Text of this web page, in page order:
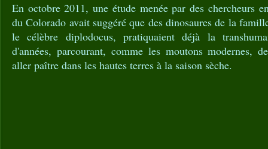
En octobre 2011, une étude menée par des chercheurs
du Colorado avait suggéré que des dinosaures de la
le célèbre diplodocus, pratiquaient déjà la
d'années, parcourant, comme les moutons modernes,
aller paître dans les hautes terres à la saison sèche.